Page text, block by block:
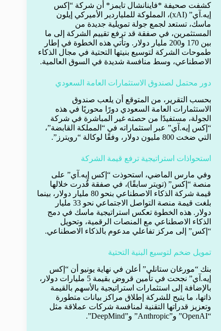
كشفت صحيفة *فاينانشال تايمز* أن شركة “إكس
إيه.آي” (xAI)، المملوكة للملياردير الأميركي إيلون
ماسك، تستعد لجمع جولة تمويلية جديدة من
المستثمرين، في صفقة قد ترفع تقييم الشركة إلى ما
بين 170 و200 مليار دولار. وتأتي هذه الخطوة في إطار
طموحات الشركة لتوسيع بنيتها التحتية في مجال الذكاء
الاصطناعي، وسط منافسة شديدة في السوق العالمية.
دور محتمل لصندوق الاستثمارات العامة السعودي
بحسب التقرير، من المتوقع أن يلعب صندوق
الاستثمارات العامة السعودي دورًا محوريًا في هذه
الجولة، مستفيدًا من حصته غير المباشرة في شركة
“إكس إيه.آي” عبر استثماراته في “المملكة القابضة”،
التي ضخت 800 مليون دولار، وفقًا لوكالة “رويترز”.
استحواذات استراتيجية ترفع قيمة الشركة
وفي مارس الماضي، استحوذت “إكس إيه.آي” على
منصة “إكس” (تويتر سابقًا)، في صفقة قُدرت خلالها
قيمة شركة الذكاء الاصطناعي بنحو 80 مليار دولار، بينما
بلغت قيمة منصة التواصل الاجتماعي نحو 33 مليار
دولار. هذه الخطوة تعكس استراتيجية ماسك في دمج
الذكاء الاصطناعي مع المنصات الرقمية، وتحويل
“إكس” إلى مركز تفاعلي مدعوم بالذكاء الاصطناعي.
تمويل ضخم لتوسيع البنية التحتية
بنك “مورغان ستانلي” أعلن في نهاية يونيو أن “إكس
إيه.آي” نجحت في تأمين قروض بقيمة 5 مليارات دولار،
بالإضافة إلى استثمارات استراتيجية بالأسهم بالقيمة
ذاتها، ما يتيح للشركة إطلاق مراكز بيانات متطورة
وتعزيز قدراتها التقنية لمنافسة شركات عملاقة مثل
“OpenAI” و”Anthropic” و”DeepMind”.